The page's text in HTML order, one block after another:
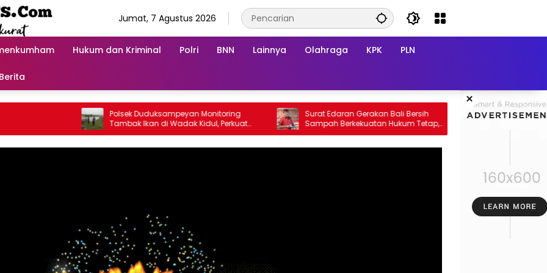
Jumat, 7 Agustus 2026
Hukum dan Kriminal Polri BNN Lainnya Olahraga KPK PLN
×
Polsek Duduksampeyan Monitoring
Tambak Ikan di Wadak Kidul, Perkuat
Ketahanan Pangan Nasional
Surat Edaran Gerakan Bali Bersih
Sampah Berkekuatan Hukum Tetap,
Gubernur Bali Menang di PTUN dan
Polsek Kebomas
Dukungan